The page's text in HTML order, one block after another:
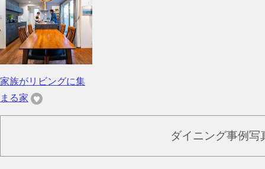
家族がリビングに集
まる家
ダイニング事例写